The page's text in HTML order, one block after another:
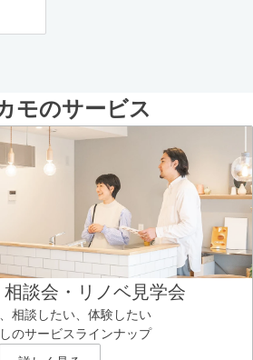
モのサービス
談会・リノベ見学会
相談したい、体験したい
のサービスラインナップ